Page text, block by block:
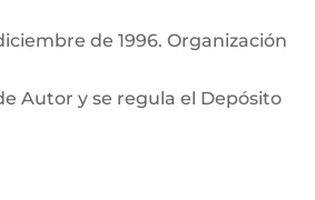
de 1996. Organización
Autor y se regula el Depósito